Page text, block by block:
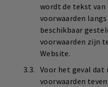
wordt de tekst van
voorwaarden
beschikbaar
voorwaarden zijn
Website.
Voor het geval dat
voorwaarden